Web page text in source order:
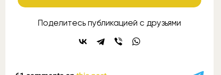
Поделитесь публикацией с друзьями